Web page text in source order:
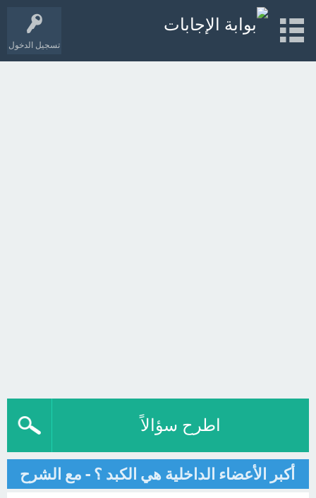
تسجيل الدخول
اطرح سؤالاً
أكبر الأعضاء الداخلية هي الكبد ؟ - مع الشرح